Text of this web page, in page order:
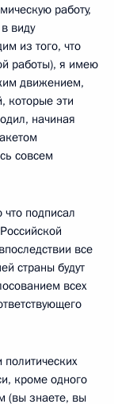
работу,
виду
из того, что
работы), я имею
движением,
которые эти
начиная
совсем
подписал
все
страны будут
всех
кроме одного
(вы знаете, вы